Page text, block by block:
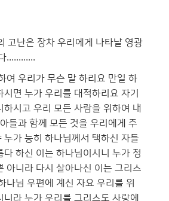
고난은 장차 우리에게 나타날 영광
............
여 우리가 무슨 말 하리요 만일 하
면 누가 우리를 대적하리요 자기
하시고 우리 모든 사람을 위하여 내
들과 함께 모든 것을 우리에게 주
누가 능히 하나님께서 택하신 자들
다 하신 이는 하나님이시니 누가 정
아니라 다시 살아나신 이는 그리스
나님 우편에 계신 자요 우리를 위
라 누가 우리를 그리스도 사랑에